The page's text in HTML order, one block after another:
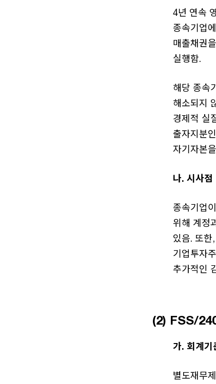
4년 연속
종속기업
매출채권
실행함.
해당 종속
해소되지
경제적 실
출자지분
자기자본
나. 시사점
종속기업
위해 계정
있음. 또한
기업투자
추가적인
(2) FSS/
가. 회계기
별도재무